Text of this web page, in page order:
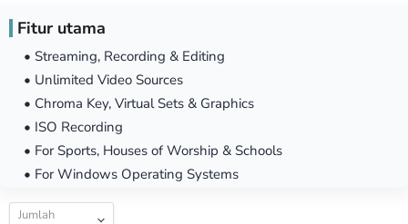
Fitur utama
• Streaming, Recording & Editing
• Unlimited Video Sources
• Chroma Key, Virtual Sets & Graphics
• ISO Recording
• For Sports, Houses of Worship & Schools
• For Windows Operating Systems
Jumlah